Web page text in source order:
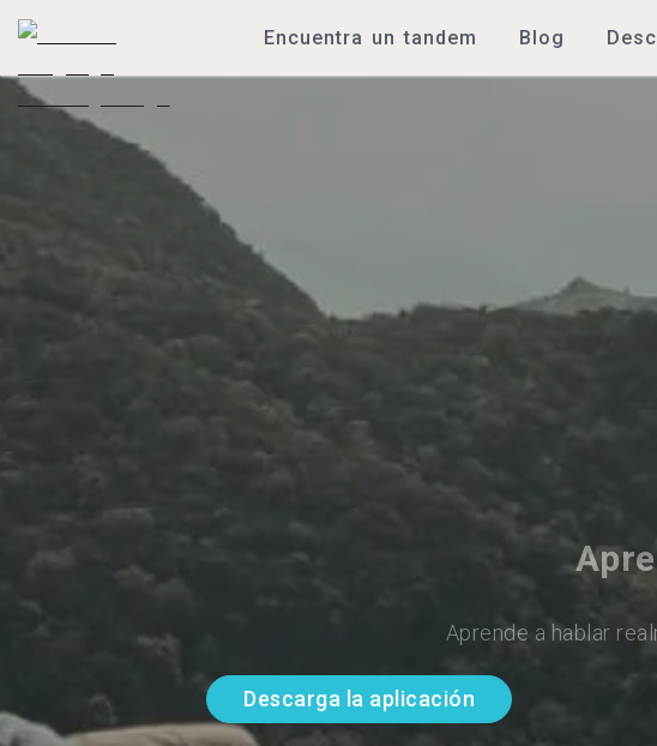
Encuentra un tandem Blog
Aprende a hablar
Descarga la aplicación